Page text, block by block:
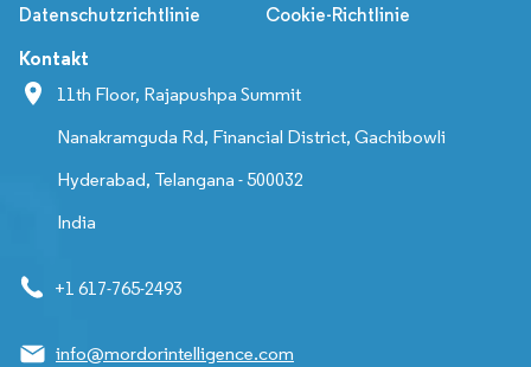
Datenschutzrichtlinie Cookie-Richtlinie
Kontakt
11th Floor, Rajapushpa Summit
Nanakramguda Rd, Financial District, Gachibowli
Hyderabad, Telangana - 500032
India
+1 617-765-2493
info@mordorintelligence.com